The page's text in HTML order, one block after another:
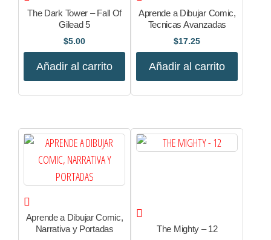
The Dark Tower – Fall Of
Gilead 5
$5.00
Añadir al carrito
Aprende a Dibujar Comic,
Tecnicas Avanzadas
$17.25
Añadir al carrito
Aprende a Dibujar Comic,
Narrativa y Portadas
The Mighty – 12